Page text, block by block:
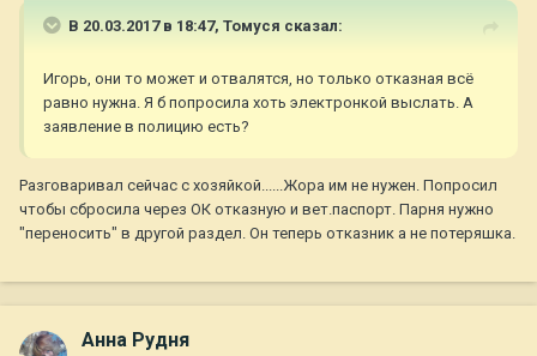
В 20.03.2017 в 18:47, Томуся сказал:
Игорь, они то может и отвалятся, но только отказная всё
равно нужна. Я б попросила хоть электронкой выслать. А
заявление в полицию есть?
Разговаривал сейчас с хозяйкой......Жора им не нужен. Попросил
чтобы сбросила через ОК отказную и вет.паспорт. Парня нужно
"переносить" в другой раздел. Он теперь отказник а не потеряшка.
Анна Рудня